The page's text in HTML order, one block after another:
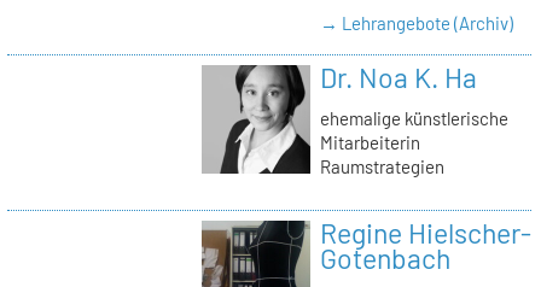
→ Lehrangebote (Archiv)
Dr. Noa K. Ha
ehemalige künstlerische
Mitarbeiterin
Raumstrategien
Regine Hielscher-
Gotenbach